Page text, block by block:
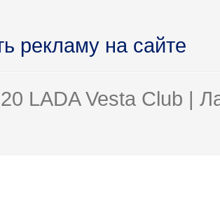
рекламу на сайте
LADA Vesta Club |